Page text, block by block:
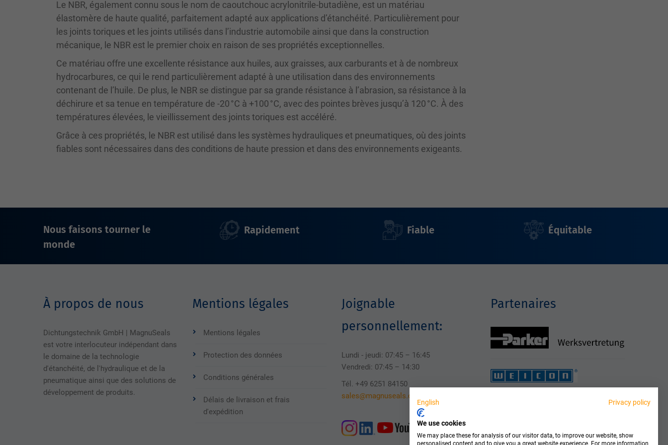
Le NBR, également connu sous le nom de caoutchouc acrylonitrile-butadiène, est un matériau
élastomère de haute qualité, parfaitement adapté aux applications d’étanchéité. Particulièrement pour
les joints toriques et les joints utilisés dans l’industrie automobile ainsi que dans la construction
mécanique, le NBR est le premier choix en raison de ses propriétés exceptionnelles.
Ce matériau offre une excellente résistance aux huiles, aux graisses, aux carburants et à de nombreux
hydrocarbures, ce qui le rend particulièrement adapté à une utilisation dans des environnements
contenant de l’huile. De plus, le NBR se distingue par sa grande résistance à l’abrasion, sa résistance à la
déchirure et sa tenue en température de -20 °C à +100 °C, avec des pointes brèves jusqu’à 120 °C. À des
températures élevées, le vieillissement des joints toriques est accéléré.
Grâce à ces propriétés, le NBR est utilisé dans les systèmes hydrauliques et pneumatiques, où des joints
fiables sont nécessaires dans des conditions de haute pression et dans des environnements exigeants.
Nous faisons tourner le
monde
Rapidement Fiable Équitable
À propos de nous
Dichtungstechnik GmbH | MagnuSeals
est votre interlocuteur indépendant dans
le domaine de la technologie
d'étanchéité, de l'hydraulique et de la
pneumatique ainsi que des solutions de
développement de produits.
Mentions légales
Mentions légales
Protection des données
Conditions générales
Délais de livraison et frais
d'expédition
Joignable
personnellement:
Lundi - jeudi: 07:45 – 16:45
Vendredi: 07:45 – 14:30
Tél. +49 6251 84150
sales@magnuseals.com
Partenaires
English Privacy policy
We use cookies
We may place these for analysis of our visitor data, to improve our website, show
personalised content and to give you a great website experience. For more information